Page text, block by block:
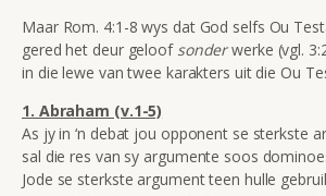
Maar Rom. 4:1-8 wys dat God selfs Ou
gered het deur geloof sonderwerke (vgl.
in die lewe van twee karakters uit die Ou
1. Abraham (v.1-5)
As jy in ‘n debat jou opponent se sterkste
sal die res van sy argumente soos
Jode se sterkste argument teen hulle